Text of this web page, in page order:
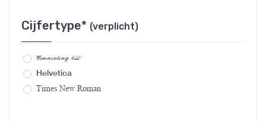
Cijfertype* (verplicht)
Connecting 4L
Helvetica
Times New Roman